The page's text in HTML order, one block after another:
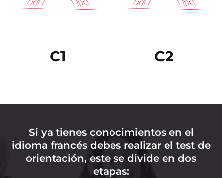
C1 C2
Si ya tienes conocimientos en el
idioma francés debes realizar el test de
orientación, este se divide en dos
etapas: